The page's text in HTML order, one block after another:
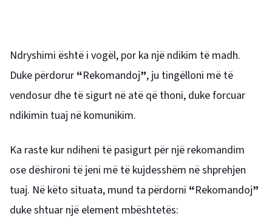
Ndryshimi është i vogël, por ka një ndikim të madh.
Duke përdorur “Rekomandoj”, ju tingëlloni më të
vendosur dhe të sigurt në atë që thoni, duke forcuar
ndikimin tuaj në komunikim.
Ka raste kur ndiheni të pasigurt për një rekomandim
ose dëshironi të jeni më të kujdesshëm në shprehjen
tuaj. Në këto situata, mund ta përdorni “Rekomandoj”
duke shtuar një element mbështetës: